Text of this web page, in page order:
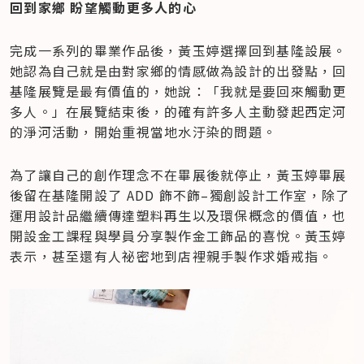
回到家鄉 盼望觸動更多人的心
完成一系列的畢業作品後，黃玉婷選擇回到基隆設展。
她認為自己就是由對家鄉的情感做為設計的出發點，回
基隆展覽是最有價值的，她說：「我就是要回來觸動更
多人。」在展覽結束後，的確有許多人主動發起西定河
的淨河活動，開始重視當地水汙染的問題。
為了讓自己的創作理念不在畢展後就停止，黃玉婷畢展
後留在基隆開設了 ADD 飾不飾–獨創設計工作室，除了
運用設計品繼續傳達塑料再生以及環保概念的價值，也
開設金工課程與學員分享製作金工飾品的喜悅。黃玉婷
表示，甚至還有人祕密地到店裡親手製作求婚戒指。